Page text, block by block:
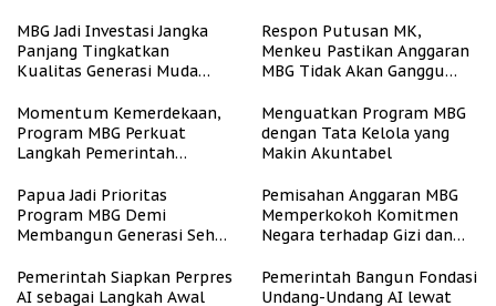
MBG Jadi Investasi Jangka
Panjang Tingkatkan
Kualitas Generasi Muda
Respon Putusan MK,
Menkeu Pastikan Anggaran
MBG Tidak Akan Ganggu
Momentum Kemerdekaan,
Program MBG Perkuat
Langkah Pemerintah
Menguatkan Program MBG
dengan Tata Kelola yang
Makin Akuntabel
Papua Jadi Prioritas
Program MBG Demi
Membangun Generasi Sehat
Pemisahan Anggaran MBG
Memperkokoh Komitmen
Negara terhadap Gizi dan
Pemerintah Siapkan Perpres
AI sebagai Langkah Awal
Pemerintah Bangun Fondasi
Undang-Undang AI lewat